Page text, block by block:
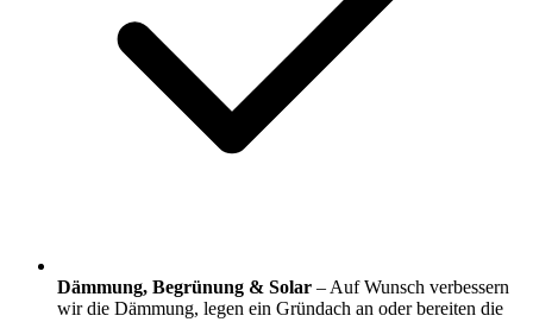
Dämmung, Begrünung & Solar – Auf Wunsch verbessern
wir die Dämmung, legen ein Gründach an oder bereiten die